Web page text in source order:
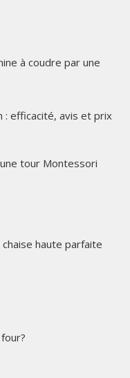
à coudre par une
efficacité, avis et prix
tour Montessori
haute parfaite